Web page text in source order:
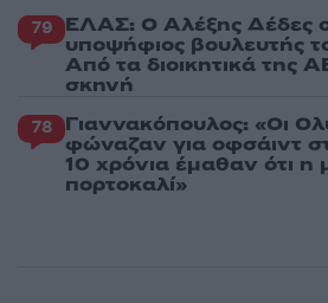
79 ΕΛΑΣ: Ο Αλέξης Δέδες
υποψήφιος βουλευτής
Από τα διοικητικά της
σκηνή
78 Γιαννακόπουλος: «Οι
φώναζαν για οφσάιντ
10 χρόνια έμαθαν ότι η
πορτοκαλί»